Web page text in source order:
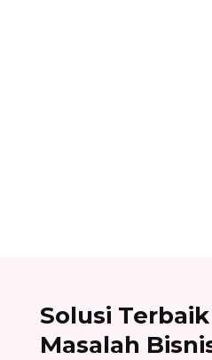
Solusi
Masalah